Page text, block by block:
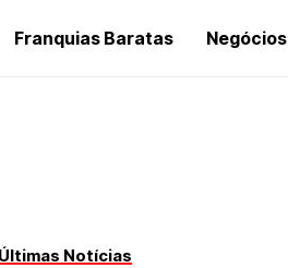
Franquias Baratas Negócios
Últimas Notícias